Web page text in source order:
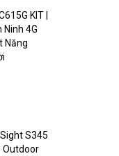
KIT |
Ninh 4G
Năng
S345
Outdoor